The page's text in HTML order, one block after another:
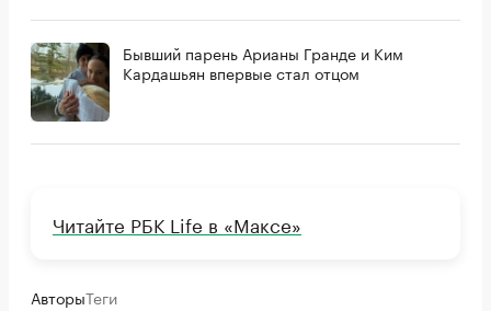
Бывший парень Арианы Гранде и Ким
Кардашьян впервые стал отцом
Читайте РБК Life в «Максе»
АвторыТеги